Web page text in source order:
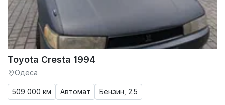
Toyota Cresta 1994
Одеса
509 000 км Автомат Бензин, 2.5